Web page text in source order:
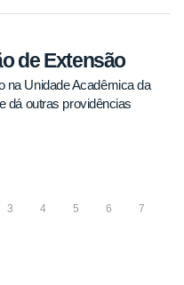
de Extensão
na Unidade Acadêmica da
dá outras providências
3 4 5 6 7